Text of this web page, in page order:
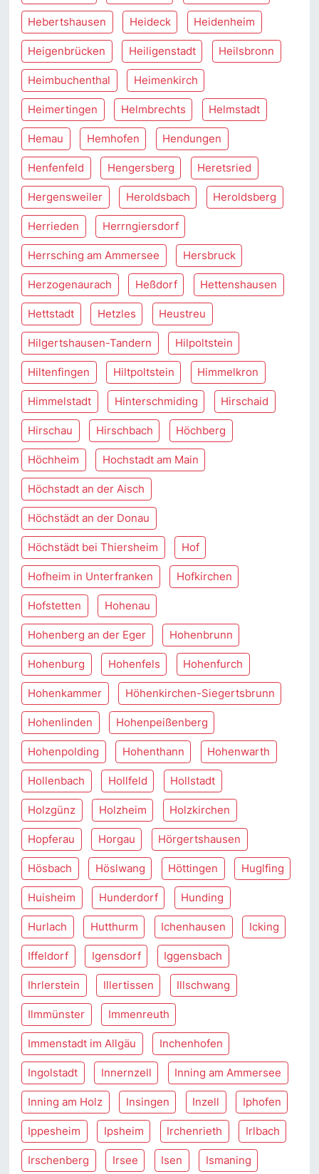
Hebertshausen Heideck Heidenheim
Heigenbrücken Heiligenstadt Heilsbronn
Heimbuchenthal Heimenkirch
Heimertingen Helmbrechts Helmstadt
Hemau Hemhofen Hendungen
Henfenfeld Hengersberg Heretsried
Hergensweiler Heroldsbach Heroldsberg
Herrieden Herrngiersdorf
Herrsching am Ammersee Hersbruck
Herzogenaurach Heßdorf Hettenshausen
Hettstadt Hetzles Heustreu
Hilgertshausen-Tandern Hilpoltstein
Hiltenfingen Hiltpoltstein Himmelkron
Himmelstadt Hinterschmiding Hirschaid
Hirschau Hirschbach Höchberg
Höchheim Hochstadt am Main
Höchstadt an der Aisch
Höchstädt an der Donau
Höchstädt bei Thiersheim Hof
Hofheim in Unterfranken Hofkirchen
Hofstetten Hohenau
Hohenberg an der Eger Hohenbrunn
Hohenburg Hohenfels Hohenfurch
Hohenkammer Höhenkirchen-Siegertsbrunn
Hohenlinden Hohenpeißenberg
Hohenpolding Hohenthann Hohenwarth
Hollenbach Hollfeld Hollstadt
Holzgünz Holzheim Holzkirchen
Hopferau Horgau Hörgertshausen
Hösbach Höslwang Höttingen Huglfing
Huisheim Hunderdorf Hunding
Hurlach Hutthurm Ichenhausen Icking
Iffeldorf Igensdorf Iggensbach
Ihrlerstein Illertissen Illschwang
Ilmmünster Immenreuth
Immenstadt im Allgäu Inchenhofen
Ingolstadt Innernzell Inning am Ammersee
Inning am Holz Insingen Inzell Iphofen
Ippesheim Ipsheim Irchenrieth Irlbach
Irschenberg Irsee Isen Ismaning